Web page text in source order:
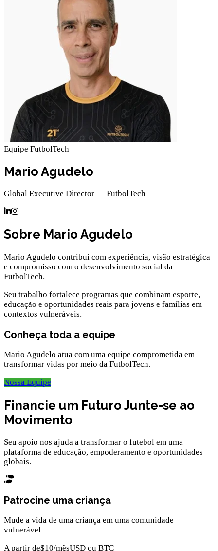
Equipe FutbolTech
Mario Agudelo
Global Executive Director — FutbolTech
Sobre Mario Agudelo
Mario Agudelo contribui com experiência, visão estratégica
e compromisso com o desenvolvimento social da
FutbolTech.
Seu trabalho fortalece programas que combinam esporte,
educação e oportunidades reais para jovens e famílias em
contextos vulneráveis.
Conheça toda a equipe
Mario Agudelo atua com uma equipe comprometida em
transformar vidas por meio da FutbolTech.
Nossa Equipe
Financie um Futuro Junte-se ao
Movimento
Seu apoio nos ajuda a transformar o futebol em uma
plataforma de educação, empoderamento e oportunidades
globais.
Patrocine uma criança
Mude a vida de uma criança em uma comunidade
vulnerável.
A partir de$10/mêsUSD ou BTC